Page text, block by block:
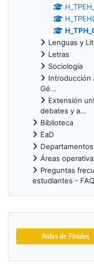
Lenguas y
Letras
Sociología
Introducción
Gé...
Extensión
debates y a...
Biblioteca
EaD
Áreas
Preguntas
estudiantes - FAQ
Bloques